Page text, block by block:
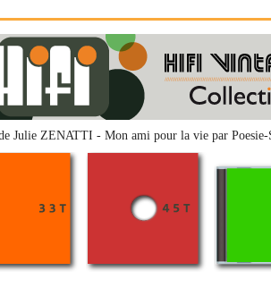
Julie ZENATTI - Mon ami pour la vie par